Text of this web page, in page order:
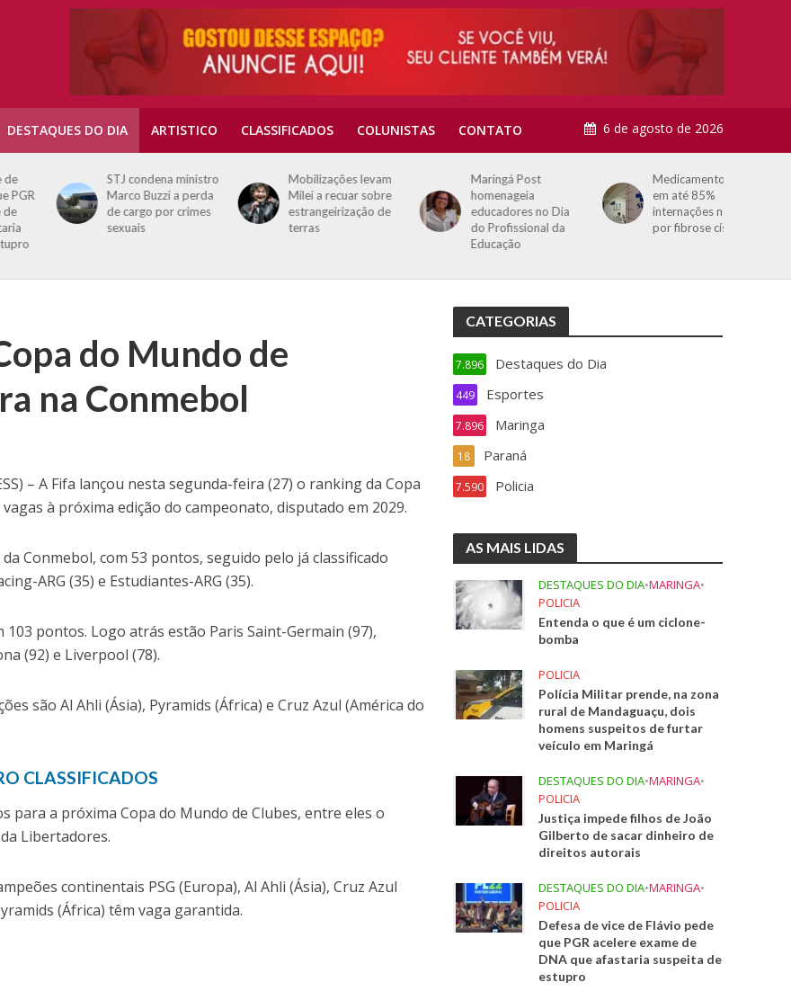
DESTAQUES DO DIA ARTISTICO CLASSIFICADOS COLUNISTAS CONTATO 6 de agosto de 2026
STJ condena ministro
Marco Buzzi a perda
de cargo por crimes
sexuais
Mobilizações levam
Milei a recuar sobre
estrangeirização de
terras
Maringá Post
homenageia
educadores no Dia
do Profissional da
Educação
Medicamento reduz
em até 85%
internações no SUS
por fibrose cística
do Mundo de
na Conmebol
– A Fifa lançou nesta segunda-feira (27) o ranking da Copa
à próxima edição do campeonato, disputado em 2029.
Conmebol, com 53 pontos, seguido pelo já classificado
ARG (35) e Estudiantes-ARG (35).
103 pontos. Logo atrás estão Paris Saint-Germain (97),
(92) e Liverpool (78).
são Al Ahli (Ásia), Pyramids (África) e Cruz Azul (América do
CLASSIFICADOS
para a próxima Copa do Mundo de Clubes, entre eles o
Libertadores.
continentais PSG (Europa), Al Ahli (Ásia), Cruz Azul
(África) têm vaga garantida.
CATEGORIAS
Destaques do Dia
7.896
Esportes
449
Maringa
7.896
Paraná
18
Policia
7.590
AS MAIS LIDAS
DESTAQUES DO DIA•MARINGA•
POLICIA
Entenda o que é um ciclone-
bomba
POLICIA
Polícia Militar prende, na zona
rural de Mandaguaçu, dois
homens suspeitos de furtar
veículo em Maringá
DESTAQUES DO DIA•MARINGA•
POLICIA
Justiça impede filhos de João
Gilberto de sacar dinheiro de
direitos autorais
DESTAQUES DO DIA•MARINGA•
POLICIA
Defesa de vice de Flávio pede
que PGR acelere exame de
DNA que afastaria suspeita de
estupro